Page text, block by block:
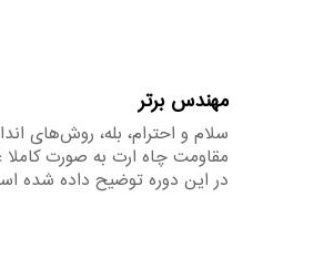
مهندس برتر
سلام و احترام، بله، روش‌های
مقاومت چاه ارت به صورت
در این دوره توضیح داده شده